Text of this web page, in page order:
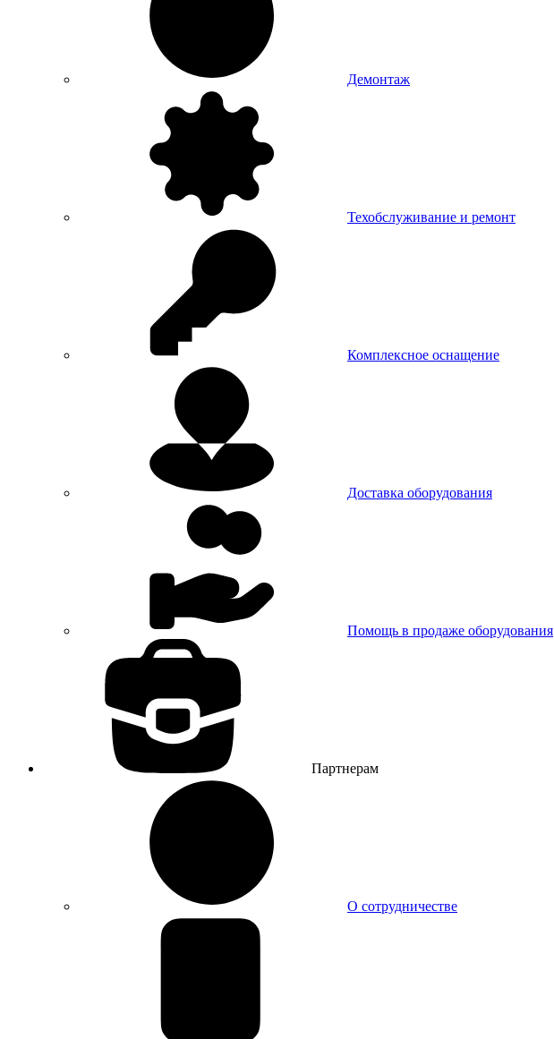
Демонтаж
Техобслуживание и ремонт
Комплексное оснащение
Доставка оборудования
Помощь в продаже оборудования
Партнерам
О сотрудничестве